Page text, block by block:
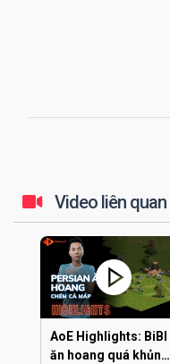
Video liên quan
AoE Highlights: BiBI
ăn hoang quá khủng